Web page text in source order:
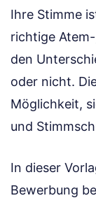
Ihre Stimme
richtige
den
oder nicht.
Möglichkeit,
und
In dieser
Bewerbung